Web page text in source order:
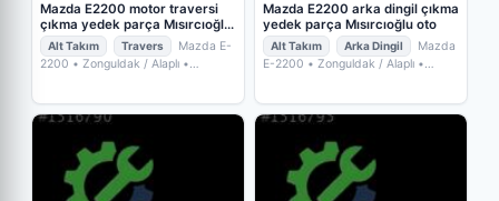
Mazda E2200 motor traversi
çıkma yedek parça Mısırcıoğlu
otoAlt Takım Travers
Mazda E-
2200 • Zonguldak / Alaplı •
Mazda E2200 arka dingil çıkma
yedek parça Mısırcıoğlu oto
Alt Takım Arka Dingil
Mazda
E-2200 • Zonguldak / Alaplı •